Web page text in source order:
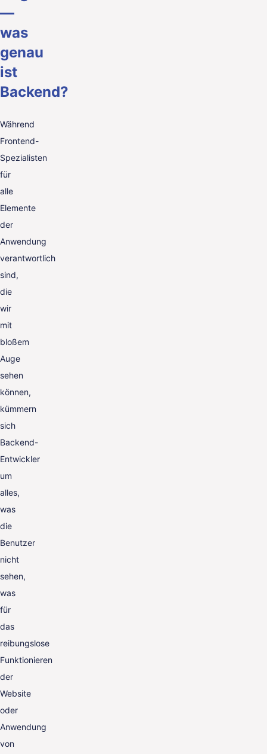
—
was
genau
ist
Backend?
Während
Frontend-
Spezialisten
für
alle
Elemente
der
Anwendung
verantwortlich
sind,
die
wir
mit
bloßem
Auge
sehen
können,
kümmern
sich
Backend-
Entwickler
um
alles,
was
die
Benutzer
nicht
sehen,
was
für
das
reibungslose
Funktionieren
der
Website
oder
Anwendung
von